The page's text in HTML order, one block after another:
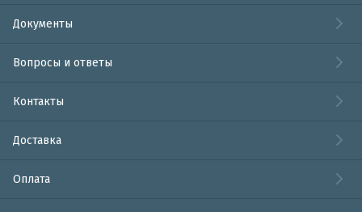
Документы
Вопросы и ответы
Контакты
Доставка
Оплата